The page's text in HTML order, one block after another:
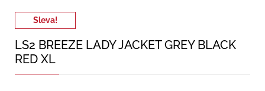
Sleva!
LS2 BREEZE LADY JACKET GREY BLACK
RED XL